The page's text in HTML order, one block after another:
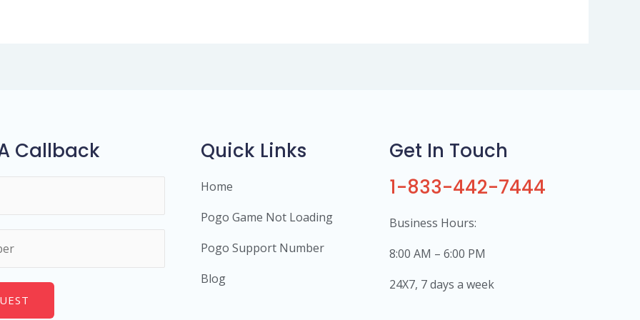
Callback Quick Links
Home
Pogo Game Not Loading
Pogo Support Number
Blog
Get In Touch
1-833-442-7444
Business Hours:
8:00 AM – 6:00 PM
24X7, 7 days a week